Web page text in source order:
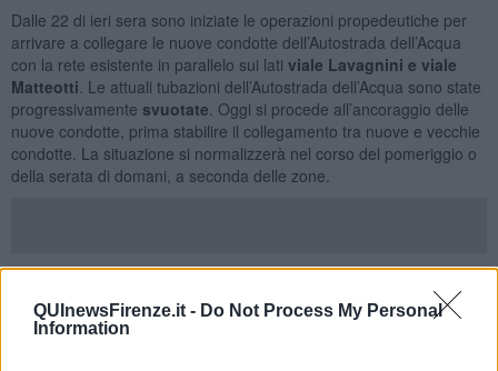
QUInewsFirenze.it - Do Not Process My Personal
Information
Dalle 22 di ieri sera sono iniziate le operazioni propedeutiche per
arrivare a collegare le nuove condotte dell’Autostrada dell’Acqua
con la rete esistente in parallelo sui lati viale Lavagnini e viale
Matteotti . Le attuali tubazioni dell’Autostrada dell’Acqua sono state
progressivamente svuotate . Oggi si procede all’ancoraggio delle
nuove condotte, prima stabilire il collegamento tra nuove e vecchie
condotte. La situazione si normalizzerà nel corso del pomeriggio o
della serata di domani, a seconda delle zone.
Dopo l'impianto sarà molto più funzionale, ma questo è il giorno dei
assenza di autoclave. Publiacqua ha dettagliato la scaletta di lavori
e loro impatto in una